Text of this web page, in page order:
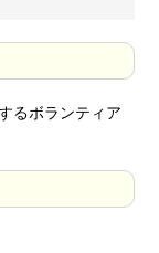
るボランティア